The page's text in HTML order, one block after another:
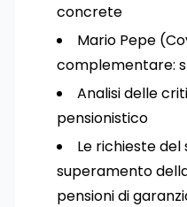
concrete
Mario Pepe
complementare:
Analisi delle
pensionistico
Le richieste
superamento
pensioni di